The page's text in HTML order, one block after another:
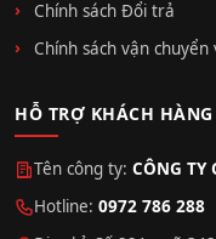
Chính sách Đổi trả
Chính sách vận
HỖ TRỢ KHÁCH HÀNG
Tên công ty: CÔNG TY
Hotline: 0972 786 288